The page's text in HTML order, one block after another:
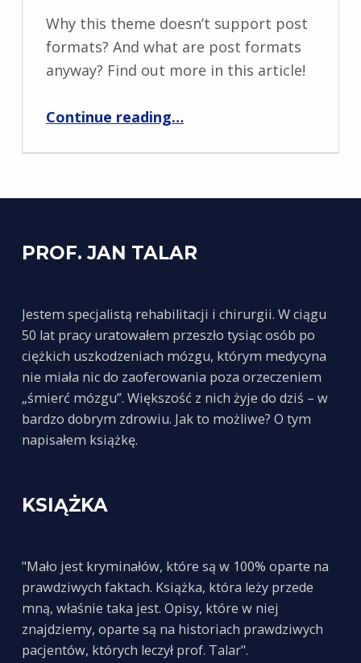
Why this theme doesn’t support post
formats? And what are post formats
anyway? Find out more in this article!
Continue reading…
PROF. JAN TALAR
Jestem specjalistą rehabilitacji i chirurgii. W ciągu
50 lat pracy uratowałem przeszło tysiąc osób po
ciężkich uszkodzeniach mózgu, którym medycyna
nie miała nic do zaoferowania poza orzeczeniem
„śmierć mózgu”. Większość z nich żyje do dziś – w
bardzo dobrym zdrowiu. Jak to możliwe? O tym
napisałem książkę.
KSIĄŻKA
"Mało jest kryminałów, które są w 100% oparte na
prawdziwych faktach. Książka, która leży przede
mną, właśnie taka jest. Opisy, które w niej
znajdziemy, oparte są na historiach prawdziwych
pacjentów, których leczył prof. Talar".